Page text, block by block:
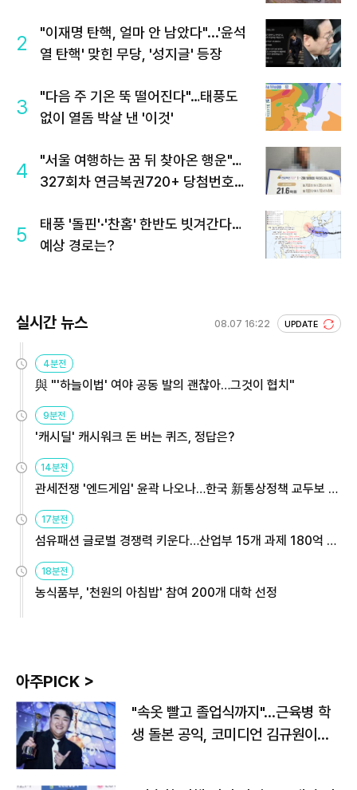
2
"이재명 탄핵, 얼마 안 남았다"...'윤석
열 탄핵' 맞힌 무당, '성지글' 등장
3
"다음 주 기온 뚝 떨어진다"…태풍도
없이 열돔 박살 낸 '이것'
4
"서울 여행하는 꿈 뒤 찾아온 행운"…
327회차 연금복권720+ 당첨번호조
5
태풍 '돌핀'·'찬홈' 한반도 빗겨간다…
예상 경로는?
실시간 뉴스 08.07 16:22 UPDATE
4분전
與 "'하늘이법' 여야 공동 발의 괜찮아…그것이 협치"
9분전
'캐시딜' 캐시워크 돈 버는 퀴즈, 정답은?
14분전
관세전쟁 '엔드게임' 윤곽 나오나…한국 新통상정책 교두보 활
용해야
17분전
섬유패션 글로벌 경쟁력 키운다…산업부 15개 과제 180억 지
원
18분전
농식품부, '천원의 아침밥' 참여 200개 대학 선정
아주PICK >
"속옷 빨고 졸업식까지"…근육병 학
생 돌본 공익, 코미디언 김규원이었